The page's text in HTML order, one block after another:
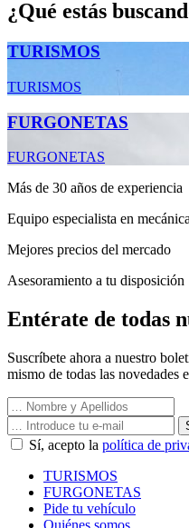
¿Qué estás
TURISMOS
TURISMOS
FURGONETAS
FURGONETAS
Más de 30 años de experiencia
Equipo especialista en mecánica
Mejores precios del mercado
Asesoramiento a tu disposición
Entérate de todas
Suscríbete ahora a nuestro
mismo de todas las novedades
Sí, acepto la política de
TURISMOS
FURGONETAS
Pide tu vehículo
Quiénes somos